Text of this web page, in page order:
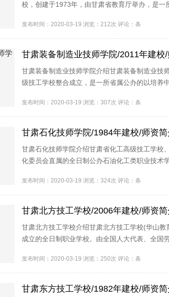
校，创建于1973年，由甘肃省教育厅举办，是一
发布时间：2020-03-19 浏览：212次 评论：条
甘肃装备制造业技师学院/2011年建
甘肃装备制造业技师学院介绍甘肃装备制造业技
级技工学校整合成立，是一所省属公办的以培养
发布时间：2020-03-19 浏览：307次 评论：条
甘肃石化技师学院/1984年建校/师资
甘肃石化技师学院介绍甘肃省化工高级技工学校
化委员会直属的全日制公办石油化工类职业技术
发布时间：2020-03-19 浏览：324次 评论：条
甘肃北方技工学校/2006年建校/师资
甘肃北方技工学校介绍甘肃北方技工学校(华山
成立的全日制职业学校。由全国人大代表、全国
发布时间：2020-03-19 浏览：250次 评论：条
甘肃东方技工学校/1982年建校/师资